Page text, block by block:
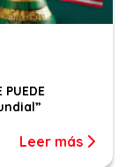
Leer más